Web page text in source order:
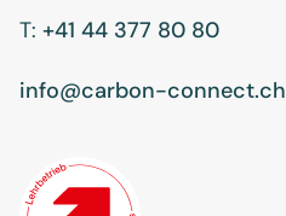
T: +41 44 377 80 80
info@carbon-connect.ch